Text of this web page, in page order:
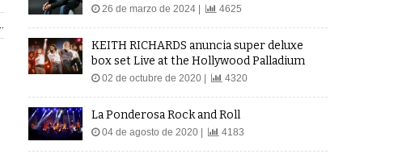
26 de marzo de 2024 | 4625
KEITH RICHARDS anuncia super deluxe
box set Live at the Hollywood Palladium
02 de octubre de 2020 | 4320
La Ponderosa Rock and Roll
04 de agosto de 2020 | 4183